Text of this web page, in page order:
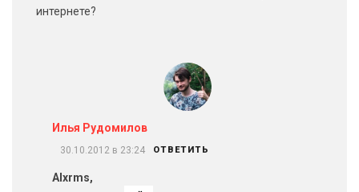
интернете?
Илья Рудомилов
30.10.2012 в 23:24 ОТВЕТИТЬ
Alxrms,